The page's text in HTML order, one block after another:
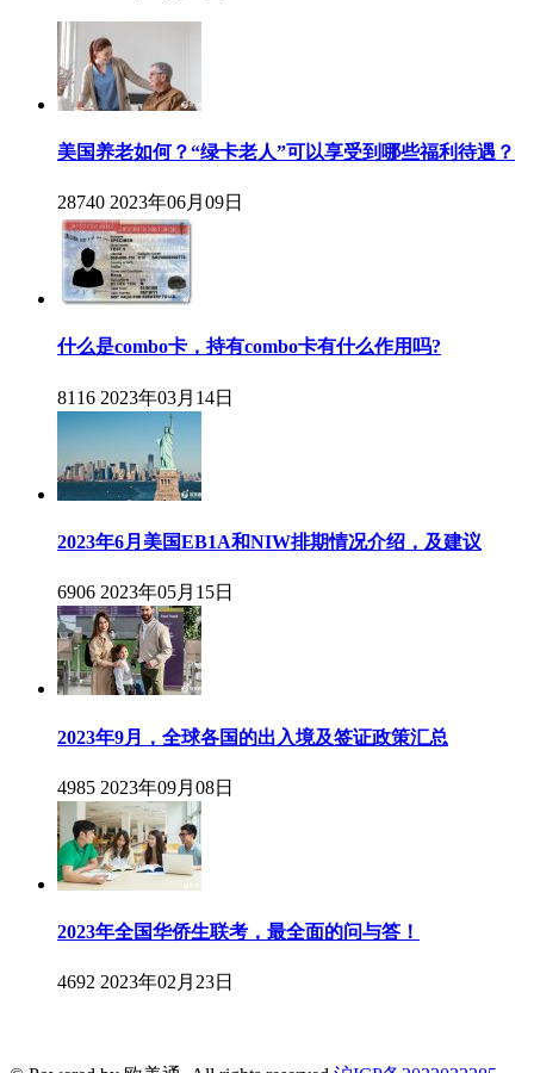
美国养老如何？“绿卡老人”可以享受到哪些福利待遇？
28740 2023年06月09日
什么是combo卡，持有combo卡有什么作用吗?
8116 2023年03月14日
2023年6月美国EB1A和NIW排期情况介绍，及建议
6906 2023年05月15日
2023年9月，全球各国的出入境及签证政策汇总
4985 2023年09月08日
2023年全国华侨生联考，最全面的问与答！
4692 2023年02月23日